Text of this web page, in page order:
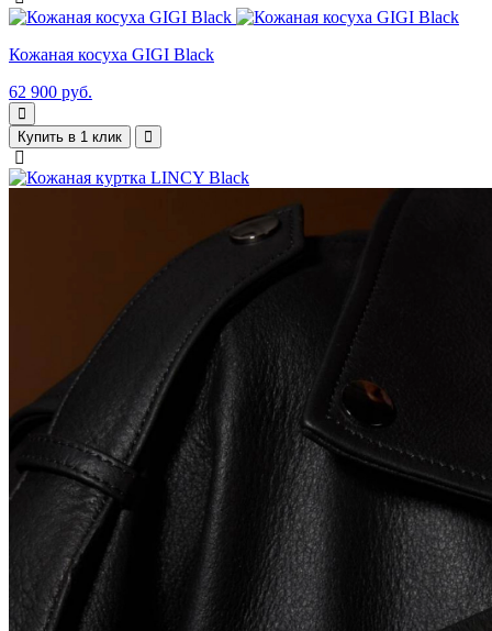
Кожаная косуха GIGI Black
62 900 руб.
Купить в 1 клик